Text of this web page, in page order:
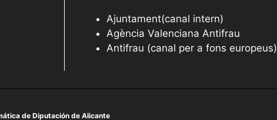
Ajuntament(canal intern)
Agència Valenciana Antifrau
Antifrau (canal per a fons europeus)
de Diputación de Alicante